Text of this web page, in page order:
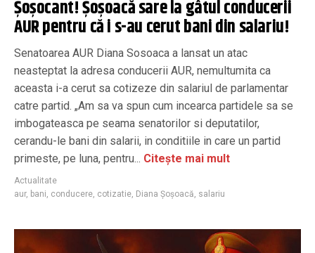
Șoșocant! Șoșoacă sare la gâtul conducerii
AUR pentru că i s-au cerut bani din salariu!
Senatoarea AUR Diana Sosoaca a lansat un atac
neasteptat la adresa conducerii AUR, nemultumita ca
aceasta i-a cerut sa cotizeze din salariul de parlamentar
catre partid. „Am sa va spun cum incearca partidele sa se
imbogateasca pe seama senatorilor si deputatilor,
cerandu-le bani din salarii, in conditiile in care un partid
primeste, pe luna, pentru... Citește mai mult
Actualitate
aur, bani, conducere, cotizatie, Diana Şoşoacă, salariu